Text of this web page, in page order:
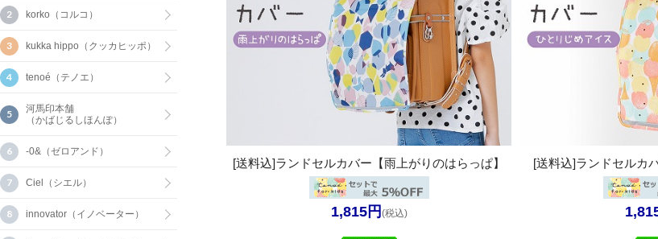
korko（コルコ）
kukka hippo（クッカヒッポ）
tenoé（テノエ）
河馬印本舗
（かばじるしほんぽ）
-0&（ゼロアンド）
Ciel（シエル）
innovator（イノベーター）
[送料込]ランドセルカバー【雨上がりのはらっぱ】
1,815円 (税込)
[送料込]ランドセルカ